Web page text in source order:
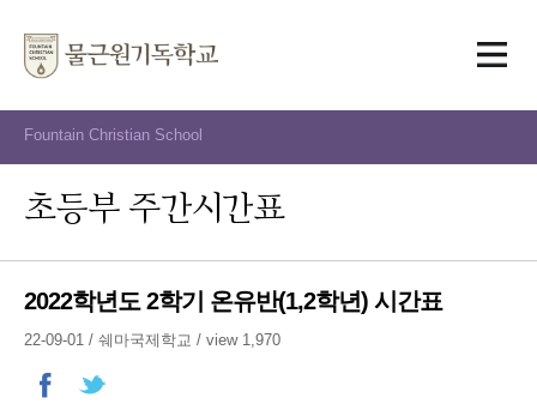
Fountain Christian School
초등부 주간시간표
2022학년도 2학기 온유반(1,2학년) 시간표
22-09-01 / 쉐마국제학교 / view 1,970